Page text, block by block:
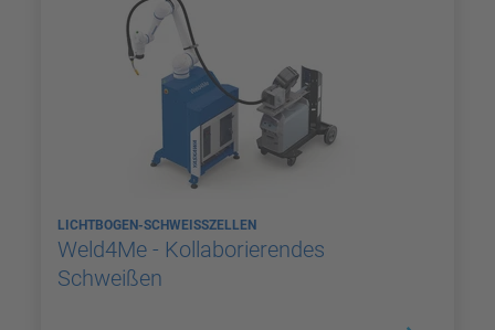
LICHTBOGEN-SCHWEISSZELLEN
Weld4Me - Kollaborierendes
Schweißen